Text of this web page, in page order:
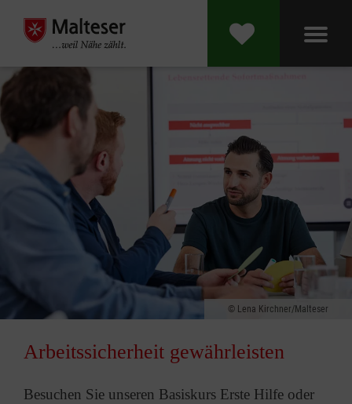
Lena Kirchner/Malteser
Arbeitssicherheit gewährleisten
Besuchen Sie unseren Basiskurs Erste Hilfe oder